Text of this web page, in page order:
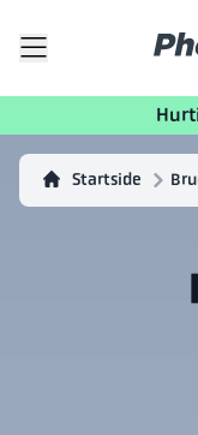
Startside